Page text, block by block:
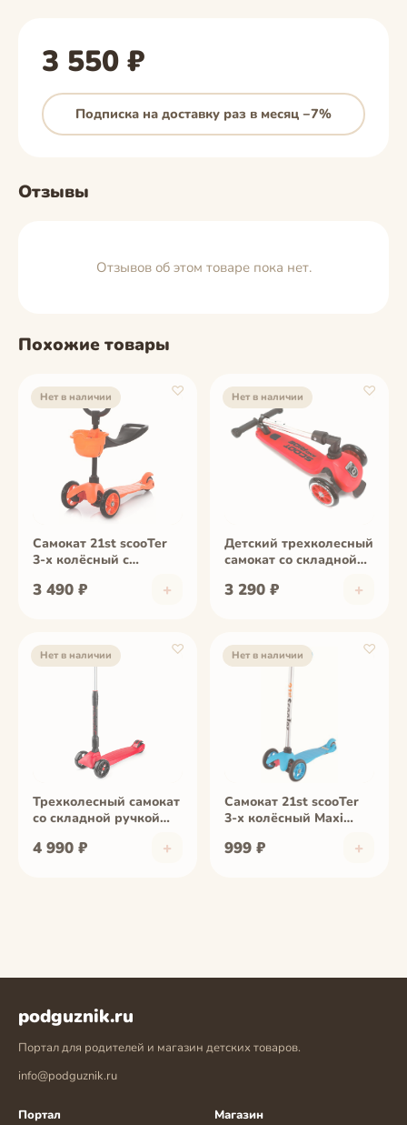
3 550 ₽
Подписка на доставку раз в месяц −7%
Отзывы
Отзывов об этом товаре пока нет.
Похожие товары
Нет в наличии ♡
фото скоро
Самокат 21st scooTer
3-х колёсный с
SKL-06B оранжевый
3 490 ₽ +
Нет в наличии ♡
фото скоро
Детский трехколесный
самокат со складной
Scoot&amp;Ride
3 290 ₽ +
Нет в наличии ♡
фото скоро
Трехколесный самокат
со складной ручкой
(Зайком Зингер)
4 990 ₽ +
Нет в наличии ♡
фото скоро
Самокат 21st scooTer
3-х колёсный Maxi
999 ₽ +
podguznik.ru
Портал для родителей и магазин детских товаров.
info@podguznik.ru
Портал
Магазин